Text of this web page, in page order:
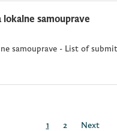
lokalne samouprave
samouprave - List of
1 2 Next